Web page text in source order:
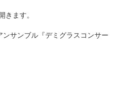
きます。
サンブル『デミグラスコンサー